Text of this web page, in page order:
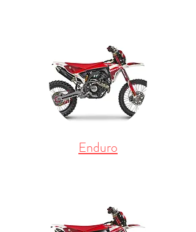
Enduro